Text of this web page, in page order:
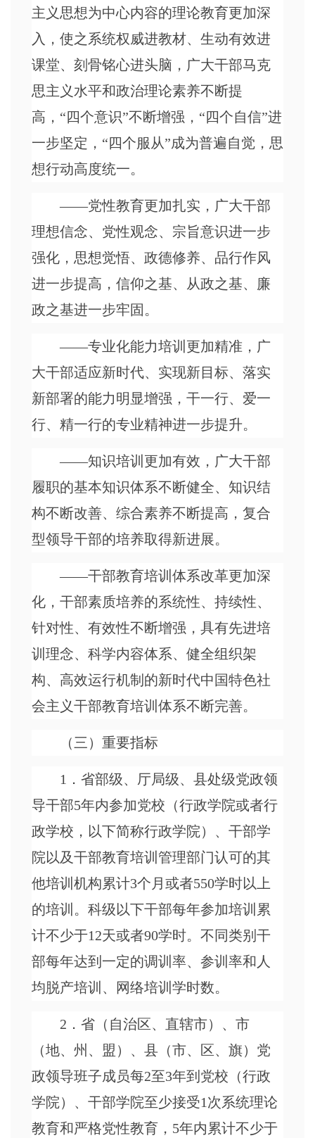
主义思想为中心内容的理论教育更加深
入，使之系统权威进教材、生动有效进
课堂、刻骨铭心进头脑，广大干部马克
思主义水平和政治理论素养不断提
高，“四个意识”不断增强，“四个自信”进
一步坚定，“四个服从”成为普遍自觉，思
想行动高度统一。
——党性教育更加扎实，广大干部
理想信念、党性观念、宗旨意识进一步
强化，思想觉悟、政德修养、品行作风
进一步提高，信仰之基、从政之基、廉
政之基进一步牢固。
——专业化能力培训更加精准，广
大干部适应新时代、实现新目标、落实
新部署的能力明显增强，干一行、爱一
行、精一行的专业精神进一步提升。
——知识培训更加有效，广大干部
履职的基本知识体系不断健全、知识结
构不断改善、综合素养不断提高，复合
型领导干部的培养取得新进展。
——干部教育培训体系改革更加深
化，干部素质培养的系统性、持续性、
针对性、有效性不断增强，具有先进培
训理念、科学内容体系、健全组织架
构、高效运行机制的新时代中国特色社
会主义干部教育培训体系不断完善。
（三）重要指标
1．省部级、厅局级、县处级党政领
导干部5年内参加党校（行政学院或者行
政学校，以下简称行政学院）、干部学
院以及干部教育培训管理部门认可的其
他培训机构累计3个月或者550学时以上
的培训。科级以下干部每年参加培训累
计不少于12天或者90学时。不同类别干
部每年达到一定的调训率、参训率和人
均脱产培训、网络培训学时数。
2．省（自治区、直辖市）、市
（地、州、盟）、县（市、区、旗）党
政领导班子成员每2至3年到党校（行政
学院）、干部学院至少接受1次系统理论
教育和严格党性教育，5年内累计不少于